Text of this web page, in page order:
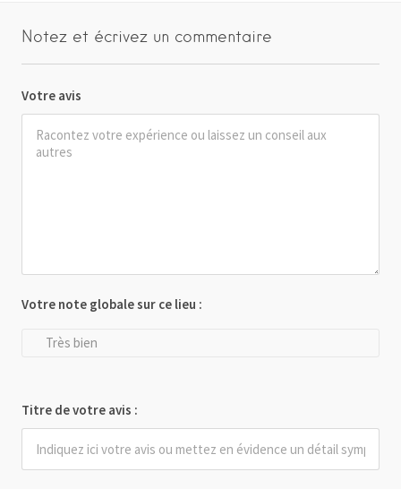
Notez et écrivez un commentaire
Votre avis
Votre note globale sur ce lieu :
Très bien
Titre de votre avis :